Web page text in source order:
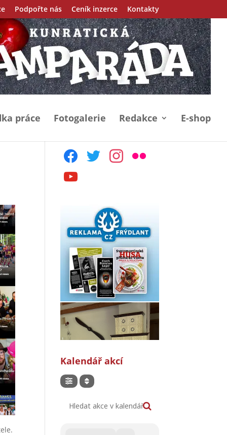
Podpořte nás Ceník inzerce Kontakty
práce Fotogalerie Redakce E-shop
facebooktwitter instagram
flickr
youtube
Kalendář akcí